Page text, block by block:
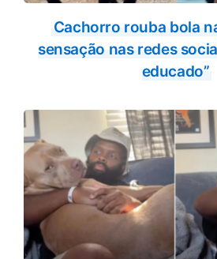
Cachorro rouba bola
sensação nas redes
educado”